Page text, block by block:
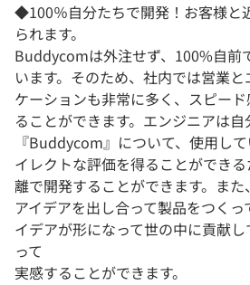
◆100％自分たちで開発！お客様と
られます。
Buddycomは外注せず、100%自前
います。そのため、社内では営業
ケーションも非常に多く、スピー
ることができます。エンジニアは
『Buddycom』について、使用し
イレクトな評価を得ることができ
離で開発することができます。ま
アイデアを出し合って製品をつく
イデアが形になって世の中に貢献
って
実感することができます。